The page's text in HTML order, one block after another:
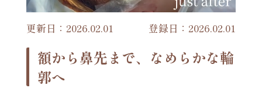
更新日：2026.02.01 登録日：2026.02.01
額から鼻先まで、なめらかな輪
郭へ